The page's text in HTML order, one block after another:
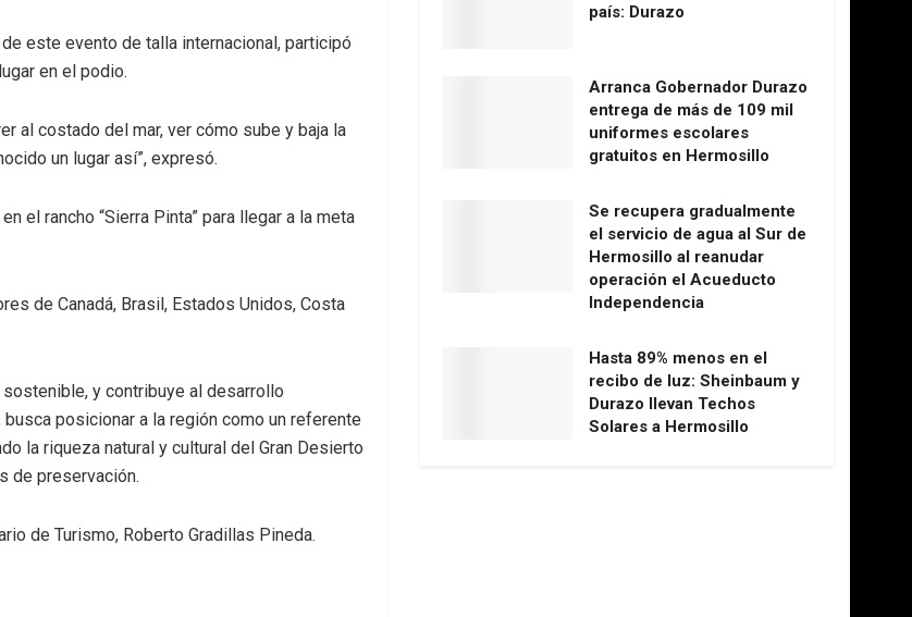
este evento de talla internacional, participó
en el podio.
al costado del mar, ver cómo sube y baja la
un lugar así”, expresó.
el rancho “Sierra Pinta” para llegar a la meta
de Canadá, Brasil, Estados Unidos, Costa
y contribuye al desarrollo
posicionar a la región como un referente
la riqueza natural y cultural del Gran Desierto
de preservación.
de Turismo, Roberto Gradillas Pineda.
país: Durazo
Arranca Gobernador Durazo
entrega de más de 109 mil
uniformes escolares
gratuitos en Hermosillo
Se recupera gradualmente
el servicio de agua al Sur de
Hermosillo al reanudar
operación el Acueducto
Independencia
Hasta 89% menos en el
recibo de luz: Sheinbaum y
Durazo llevan Techos
Solares a Hermosillo